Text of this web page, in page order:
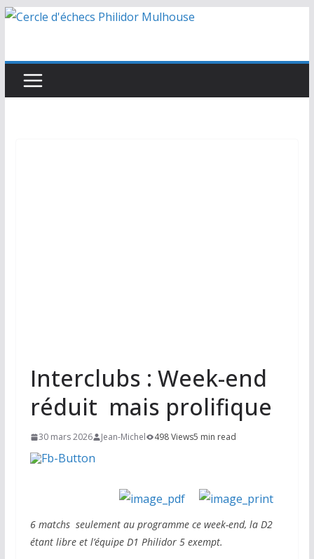
Passer
Interclubs : Week-end
réduit mais prolifique
30 mars 2026 Jean-Michel 498 Views5 min read
6 matchs seulement au programme ce week-end, la D2
étant libre et l’équipe D1 Philidor 5 exempt.